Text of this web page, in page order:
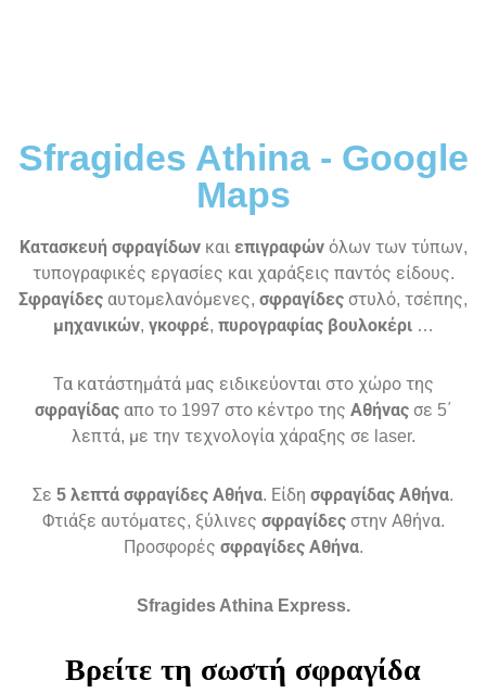
Sfragides Athina - Google
Maps
Κατασκευή σφραγίδωνκαι επιγραφώνόλων των τύπων,
τυπογραφικές εργασίες και χαράξεις παντός είδους.
Σφραγίδες αυτομελανόμενες, σφραγίδες στυλό, τσέπης,
μηχανικών, γκοφρέ, πυρογραφίας βουλοκέρι…
Τα κατάστημάτά μας ειδικεύονται στο χώρο της
σφραγίδας απο το 1997 στο κέντρο της Αθήνας σε 5΄
λεπτά, με την τεχνολογία χάραξης σε laser.
Σε 5 λεπτά σφραγίδες Αθήνα. Είδη σφραγίδας Αθήνα.
Φτιάξε αυτόματες, ξύλινες σφραγίδεςστην Αθήνα.
Προσφορές σφραγίδες Αθήνα.
Sfragides Athina Express.
Βρείτε τη σωστή σφραγίδα